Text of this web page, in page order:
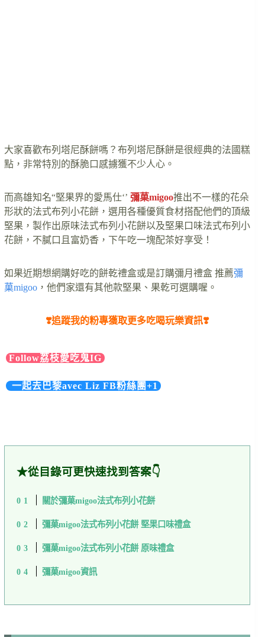
大家喜歡布列塔尼酥餅嗎？布列塔尼酥餅是很經典的法國糕
點，非常特別的酥脆口感擄獲不少人心。
而高雄知名“堅果界的愛馬仕‘’ 彌菓migoo推出不一樣的花朵
形狀的法式布列小花餅，選用各種優質食材搭配他們的頂級
堅果，製作出原味法式布列小花餅以及堅果口味法式布列小
花餅，不膩口且富奶香，下午吃一塊配茶好享受！
如果近期想網購好吃的餅乾禮盒或是訂購彌月禮盒 推薦彌
菓migoo ，他們家還有其他款堅果、果乾可選購喔。
❣️追蹤我的粉專獲取更多吃喝玩樂資訊❣️
Follow荔枝愛吃鬼IG
一起去巴黎avec Liz FB粉絲團+1
★從目錄可更快速找到答案👇
關於彌菓migoo法式布列小花餅
彌菓migoo法式布列小花餅 堅果口味禮盒
彌菓migoo法式布列小花餅 原味禮盒
彌菓migoo資訊